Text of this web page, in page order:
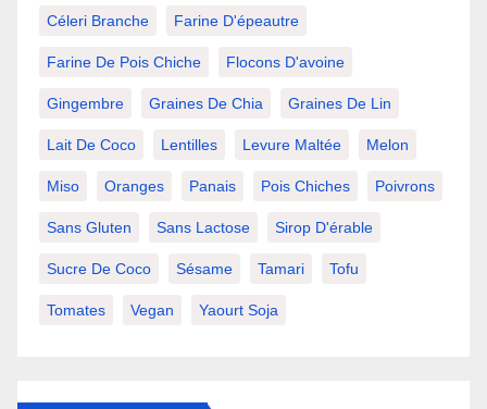
Céleri Branche Farine D'épeautre
Farine De Pois Chiche Flocons D'avoine
Gingembre Graines De Chia Graines De Lin
Lait De Coco Lentilles Levure Maltée Melon
Miso Oranges Panais Pois Chiches Poivrons
Sans Gluten Sans Lactose Sirop D'érable
Sucre De Coco Sésame Tamari Tofu
Tomates Vegan Yaourt Soja